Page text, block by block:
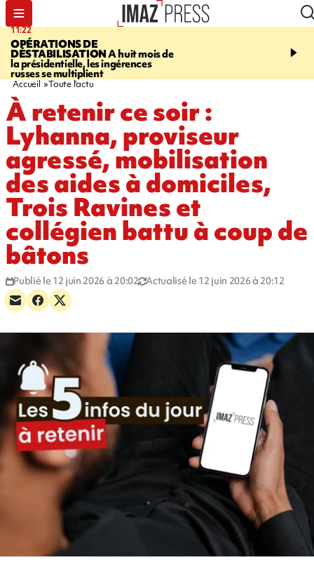
11:22
OPÉRATIONS DE
DÉSTABILISATIONA huit mois de
la présidentielle, les ingérences
russes se multiplient
14:51
Rivière triple champion
Accueil Toute l'actu
À retenir ce soir :
Lyhanna, proviseur
agressé, mobilisation
des aides à domiciles,
Trois Ravines et
collégien battu à coup de
bâtons
Publié le 12 juin 2026 à 20:02 Actualisé le 12 juin 2026 à 20:12